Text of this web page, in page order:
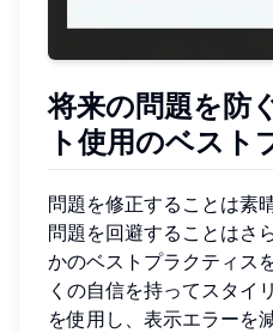
将来の問題を防
ト使用のベスト
問題を修正することは素
問題を回避することはさ
かのベストプラクティス
くの自信を持ってスタイ
を使用し、表示エラーを